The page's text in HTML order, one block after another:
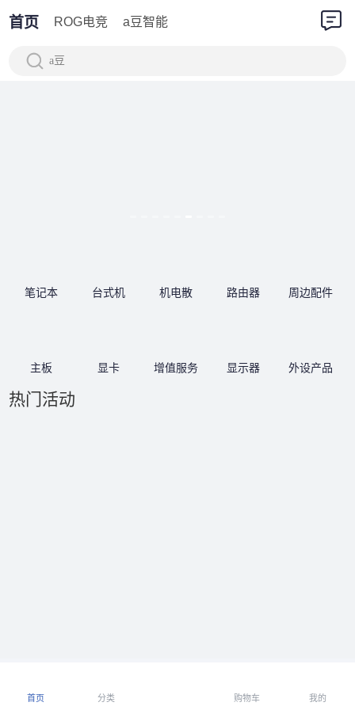
首页 ROG电竞 a豆智能
a豆
笔记本
主板
台式机
显卡
机电散
增值服务
路由器
显示器
周边配件
外设产品
热门活动
首页 分类 购物车 我的